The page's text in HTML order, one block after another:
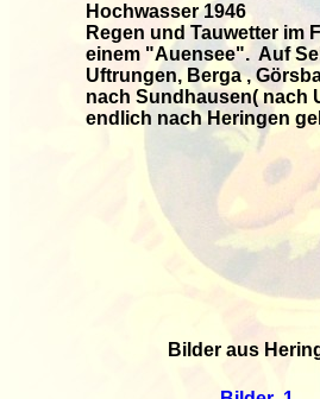
Hochwasser 1946
Regen und Tauwetter im
einem "Auensee". Auf
Uftrungen, Berga ,
nach Sundhausen( nach
endlich nach Heringen
Bilder aus